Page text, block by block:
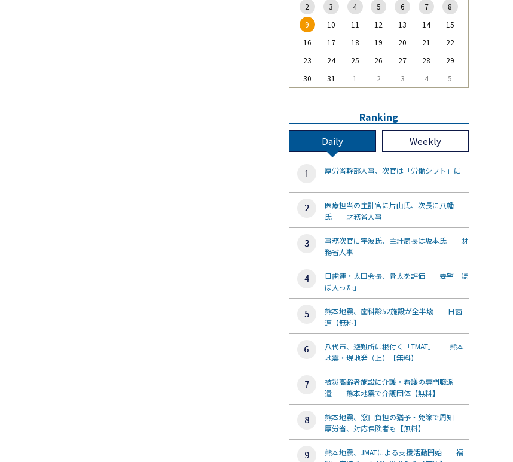
2
3 4 5 6 7
8
9
10 11 12 13 14
15
16
17 18 19 20 21
22
23
24 25 26 27 28
29
30
31 1 2 3 4 5
Ranking
Daily Weekly
厚労省幹部人事、次官は「労働シフト」に
医療担当の主計官に片山氏、次長に八幡
氏 財務省人事
事務次官に宇波氏、主計局長は坂本氏 財
務省人事
日歯連・太田会長、骨太を評価 要望「ほ
ぼ入った」
熊本地震、歯科診52施設が全半壊 日歯
連【無料】
八代市、避難所に根付く「TMAT」 熊本
地震・現地発（上）【無料】
被災高齢者施設に介護・看護の専門職派
遣 熊本地震で介護団体【無料】
熊本地震、窓口負担の猶予・免除で周知
厚労省、対応保険者も【無料】
熊本地震、JMATによる支援活動開始 福